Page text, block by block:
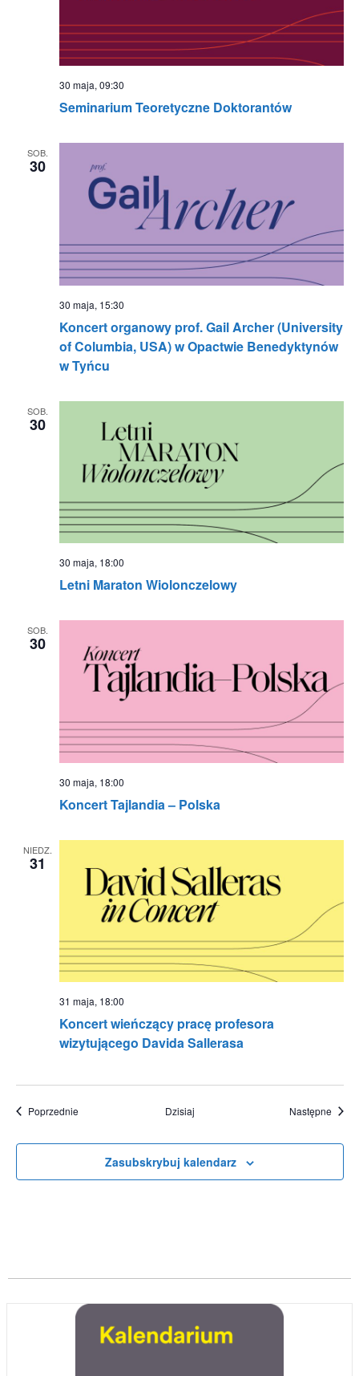
Seminarium Teoretyczne Doktorantów
30 maja, 09:30
SOB.
30
Koncert organowy prof. Gail Archer (University
of Columbia, USA) w Opactwie Benedyktynów
w Tyńcu
30 maja, 15:30
SOB.
30
Letni Maraton Wiolonczelowy
30 maja, 18:00
SOB.
30
Koncert Tajlandia – Polska
30 maja, 18:00
NIEDZ.
31
Koncert wieńczący pracę profesora
wizytującego Davida Sallerasa
31 maja, 18:00
PoprzednieWydarzenia Dzisiaj Następne
Zasubskrybuj kalendarz